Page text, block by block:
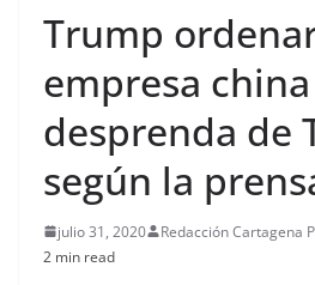
Trump
empresa
desprenda de
según la
julio 31, 2020 Redacción Cartagena
2 min read